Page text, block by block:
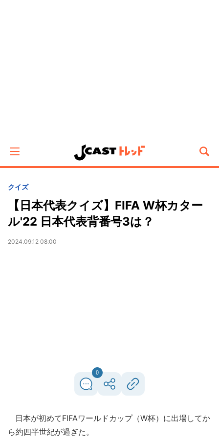
クイズ
【日本代表クイズ】FIFA W杯カター
ル'22 日本代表背番号3は？
2024.09.12 08:00
0
日本が初めてFIFAワールドカップ（W杯）に出場してか
ら約四半世紀が過ぎた。